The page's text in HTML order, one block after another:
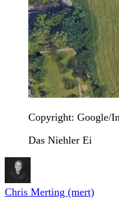
Copyright: Google/
Das Niehler Ei
Chris Merting (mert)